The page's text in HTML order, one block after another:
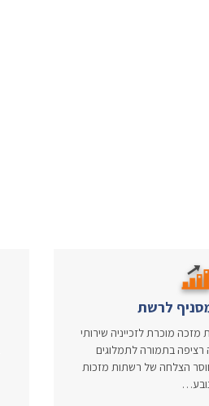
לרשת
מוכרת לזכייניה שירותי
רציפה בתמורה לתמלוגים
הצלחה של רשתות מזכות